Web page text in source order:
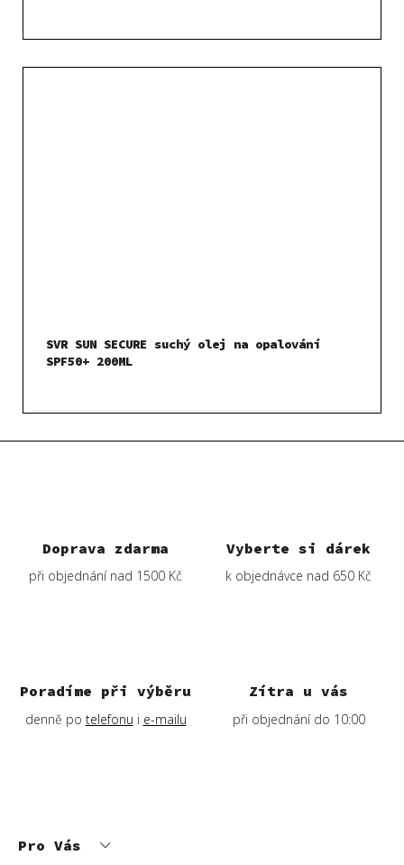
Doprava zdarma
při objednání nad 1500 Kč
Vyberte si dárek
k objednávce nad 650 Kč
Poradíme při výběru
denně po telefonu i e-mailu
Zítra u vás
při objednání do 10:00
SVR SUN SECURE suchý olej na opalování
SPF50+ 200ML
Pro Vás